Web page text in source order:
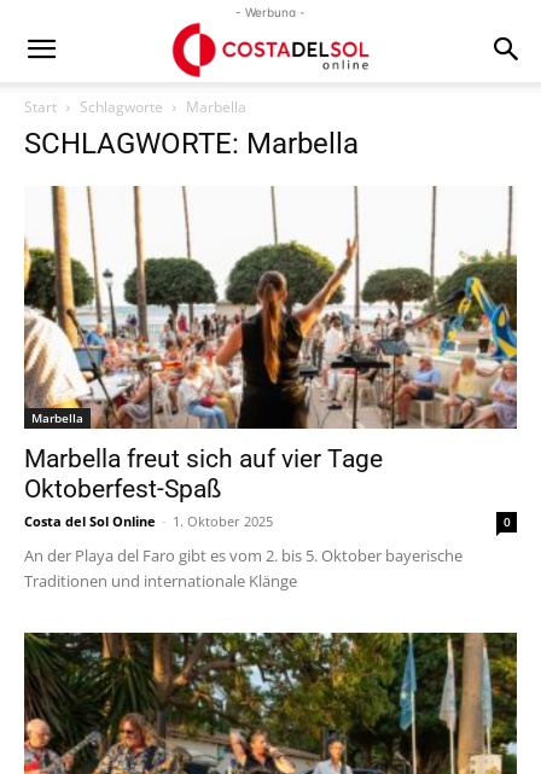
- Werbung -
Start Schlagworte Marbella
SCHLAGWORTE: Marbella
Marbella
Marbella freut sich auf vier Tage
Oktoberfest-Spaß
Costa del Sol Online - 1. Oktober 2025 0
An der Playa del Faro gibt es vom 2. bis 5. Oktober bayerische
Traditionen und internationale Klänge